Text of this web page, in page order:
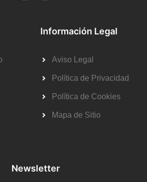
Información Legal
Aviso Legal
Política de Privacidad
Política de Cookies
Mapa de Sitio
Newsletter